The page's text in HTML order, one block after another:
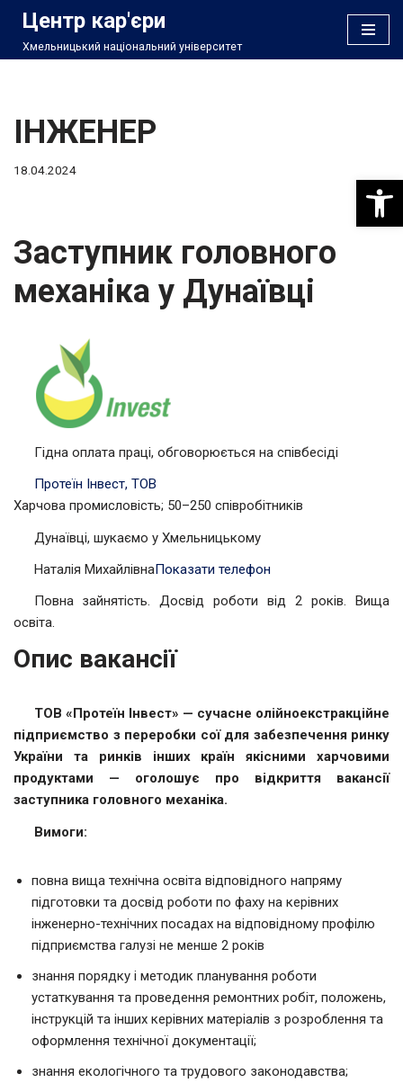
Перейти
Центр кар'єри
Хмельницький національний університет
ІНЖЕНЕР
18.04.2024
Заступник головного
механіка у Дунаївці
Гідна оплата праці, обговорюється на співбесіді
Протеїн Інвест, ТОВ
Харчова промисловість; 50–250 співробітників
Дунаївці, шукаємо у Хмельницькому
Наталія МихайлівнаПоказати телефон
Повна зайнятість. Досвід роботи від 2 років. Вища
освіта.
Опис вакансії
ТОВ «Протеїн Інвест» — сучасне олійноекстракційне
підприємство з переробки сої для забезпечення ринку
України та ринків інших країн якісними харчовими
продуктами — оголошує про відкриття вакансії
заступника головного механіка.
Вимоги:
повна вища технічна освіта відповідного напряму
підготовки та досвід роботи по фаху на керівних
інженерно-технічних посадах на відповідному профілю
підприємства галузі не менше 2 років
знання порядку і методик планування роботи
устаткування та проведення ремонтних робіт, положень,
інструкцій та інших керівних матеріалів з розроблення та
оформлення технічної документації;
знання екологічного та трудового законодавства;